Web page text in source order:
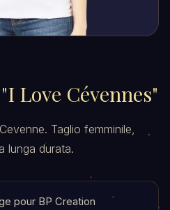
Love Cévennes"
Taglio femminile,
lunga durata.
pour BP Creation